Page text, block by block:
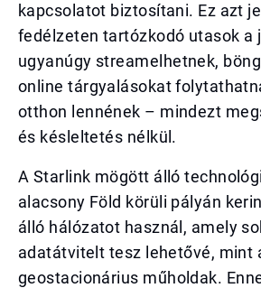
kapcsolatot biztosítani. Ez azt
fedélzeten tartózkodó utasok a
ugyanúgy streamelhetnek,
online tárgyalásokat
otthon lennének – mindezt
és késleltetés nélkül.
A Starlink mögött álló
alacsony Föld körüli pályán
álló hálózatot használ, amely
adatátvitelt tesz lehetővé, mint
geostacionárius műholdak.